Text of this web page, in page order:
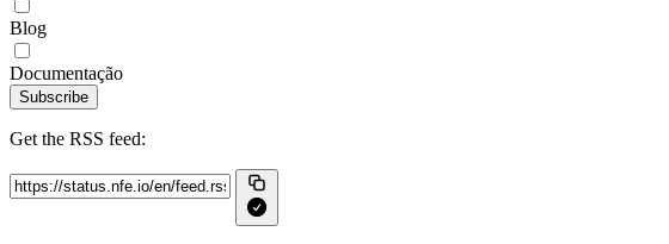
Blog
Documentação
Subscribe
Get the RSS feed: